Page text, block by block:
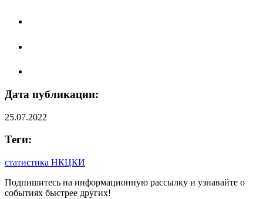
Дата публикации:
25.07.2022
Теги:
статистика НКЦКИ
Подпишитесь на информационную рассылку и узнавайте о
событиях быстрее других!